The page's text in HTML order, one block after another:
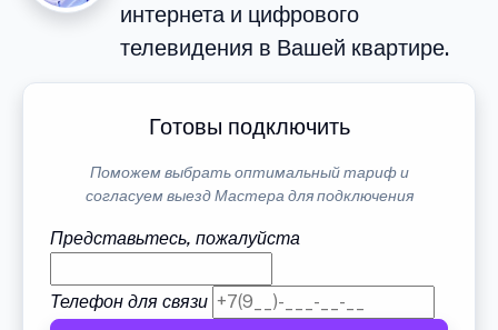
интернета и цифрового
телевидения в Вашей квартире.
Готовы подключить
Поможем выбрать оптимальный тариф и
согласуем выезд Мастера для подключения
Представьтесь, пожалуйста
Телефон для связи